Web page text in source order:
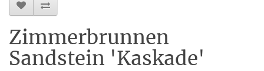
Zimmerbrunnen
Sandstein 'Kaskade'